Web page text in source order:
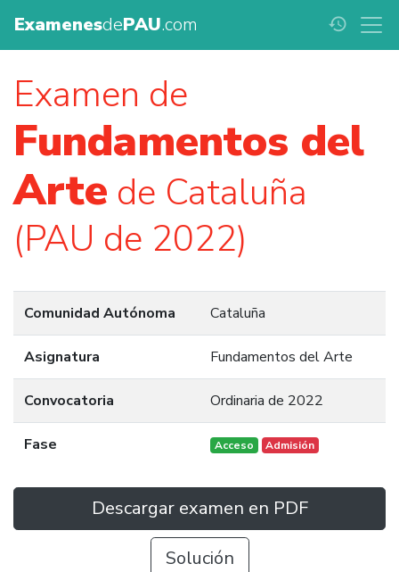
ExamenesdePAU.com history
Examen de
Fundamentos del
Arte de Cataluña
(PAU de 2022)
Comunidad Autónoma Cataluña
Asignatura Fundamentos del Arte
Convocatoria Ordinaria de 2022
Fase Acceso Admisión
Descargar examen en PDF
Solución